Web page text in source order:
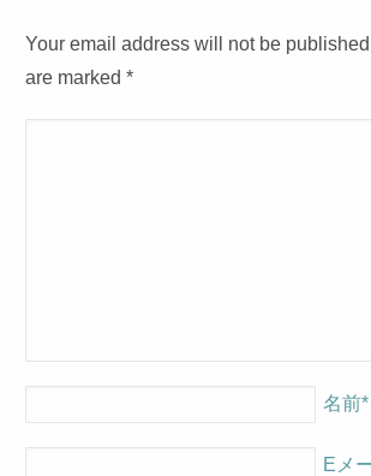
Your email address will not be
are marked*
名前*
Eメ